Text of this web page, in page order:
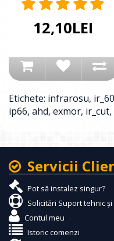
12,10LEI
Etichete: infrarosu, ir_60
ip66, ahd, exmor, ir_cut,
Servicii
Pot să instalez singur?
Solicitări Suport tehnic
Contul meu
Istoric comenzi